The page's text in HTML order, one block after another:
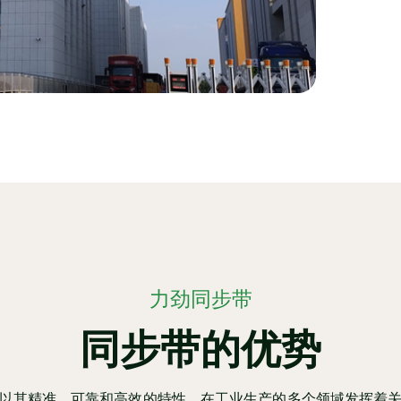
力劲同步带
同步带的优势